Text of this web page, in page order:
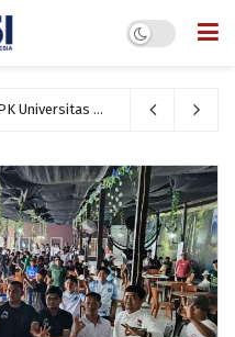
Apresiasi Langkah Pimpinan, SPK Universitas Mulawarman Berikan Catatan Soal Hak Pegawai